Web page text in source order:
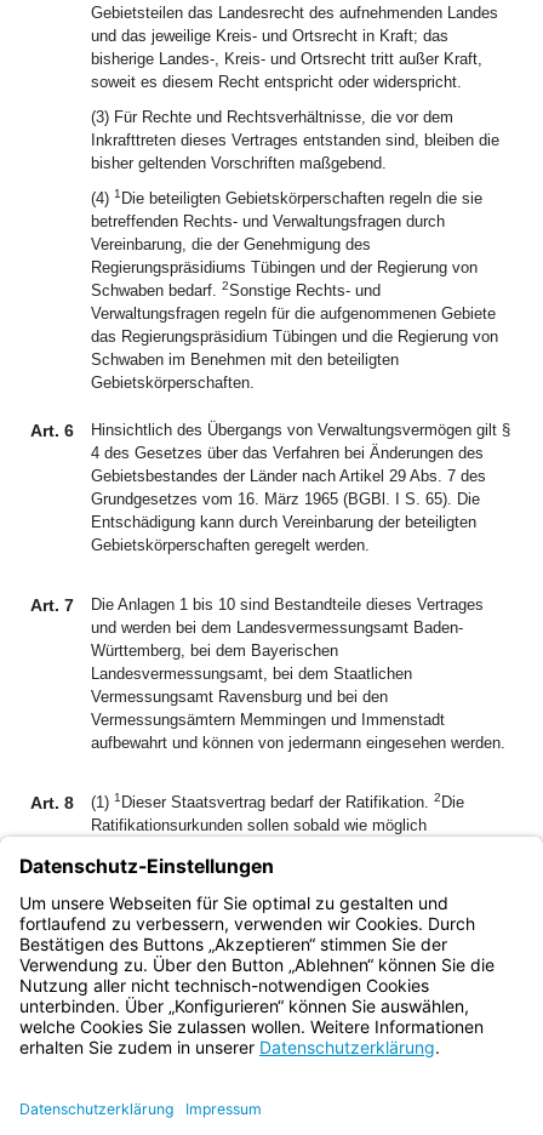
Gebietsteilen das Landesrecht des aufnehmenden Landes
und das jeweilige Kreis- und Ortsrecht in Kraft; das
bisherige Landes-, Kreis- und Ortsrecht tritt außer Kraft,
soweit es diesem Recht entspricht oder widerspricht.
(3) Für Rechte und Rechtsverhältnisse, die vor dem
Inkrafttreten dieses Vertrages entstanden sind, bleiben die
bisher geltenden Vorschriften maßgebend.
(4) 1 Die beteiligten Gebietskörperschaften regeln die sie
betreffenden Rechts- und Verwaltungsfragen durch
Vereinbarung, die der Genehmigung des
Regierungspräsidiums Tübingen und der Regierung von
Schwaben bedarf. 2Sonstige Rechts- und
Verwaltungsfragen regeln für die aufgenommenen Gebiete
das Regierungspräsidium Tübingen und die Regierung von
Schwaben im Benehmen mit den beteiligten
Gebietskörperschaften.
Art. 6
Hinsichtlich des Übergangs von Verwaltungsvermögen gilt §
4 des Gesetzes über das Verfahren bei Änderungen des
Gebietsbestandes der Länder nach Artikel 29 Abs. 7 des
Grundgesetzes vom 16. März 1965 (BGBl. I S. 65). Die
Entschädigung kann durch Vereinbarung der beteiligten
Gebietskörperschaften geregelt werden.
Art. 7
Die Anlagen 1 bis 10 sind Bestandteile dieses Vertrages
und werden bei dem Landesvermessungsamt Baden-
Württemberg, bei dem Bayerischen
Landesvermessungsamt, bei dem Staatlichen
Vermessungsamt Ravensburg und bei den
Vermessungsämtern Memmingen und Immenstadt
aufbewahrt und können von jedermann eingesehen werden.
Art. 8 (1) 1 Dieser Staatsvertrag bedarf der Ratifikation. 2 Die
Ratifikationsurkunden sollen sobald wie möglich
(2) Dieser Staatsvertrag tritt am ersten Tag des dem
Austausch der Ratifikationsurkunden folgenden
Kalendermonats in Kraft.
Bayern.de
BayernPortal
Impressum